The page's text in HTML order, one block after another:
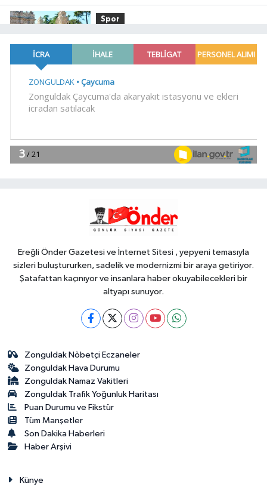
Spor
İstanbul'da
17:45Ayvalık'ta üretici ve el emeği
17:17Bursa Büyükşehir
Harmancık'ta da yolları yeniliyor
Ereğli Önder Gazetesi ve İnternet Sitesi , yepyeni temasıyla
sizleri buluştururken, sadelik ve modernizmi bir araya getiriyor.
Şatafattan kaçınıyor ve insanlara haber okuyabilecekleri bir
altyapı sunuyor.
Zonguldak Nöbetçi Eczaneler
Zonguldak Hava Durumu
Zonguldak Namaz Vakitleri
Zonguldak Trafik Yoğunluk Haritası
Puan Durumu ve Fikstür
Tüm Manşetler
Son Dakika Haberleri
Haber Arşivi
Künye